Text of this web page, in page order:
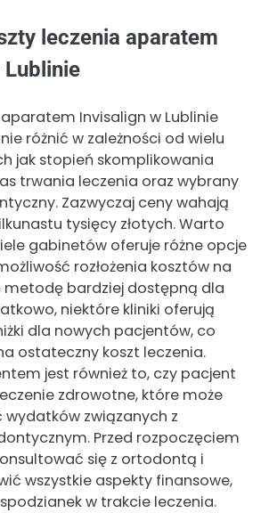
leczenia aparatem
Invisalign w Lublinie
różnić w zależności od wielu
jak stopień skomplikowania
trwania leczenia oraz wybrany
Zazwyczaj ceny wahają
tysięcy złotych. Warto
gabinetów oferuje różne opcje
rozłożenia kosztów na
metodę bardziej dostępną dla
niektóre kliniki oferują
dla nowych pacjentów, co
ostateczny koszt leczenia.
jest również to, czy pacjent
zdrowotne, które może
wydatków związanych z
Przed rozpoczęciem
się z ortodontą i
wszystkie aspekty finansowe,
w trakcie leczenia.